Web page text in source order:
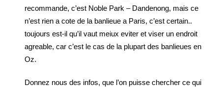
recommande, c’est Noble Park – Dandenong, mais ce
n’est rien a cote de la banlieue a Paris, c’est certain..
toujours est-il qu’il vaut meiux eviter et viser un endroit
agreable, car c’est le cas de la plupart des banlieues en
Oz.
Donnez nous des infos, que l’on puisse chercher ce qui